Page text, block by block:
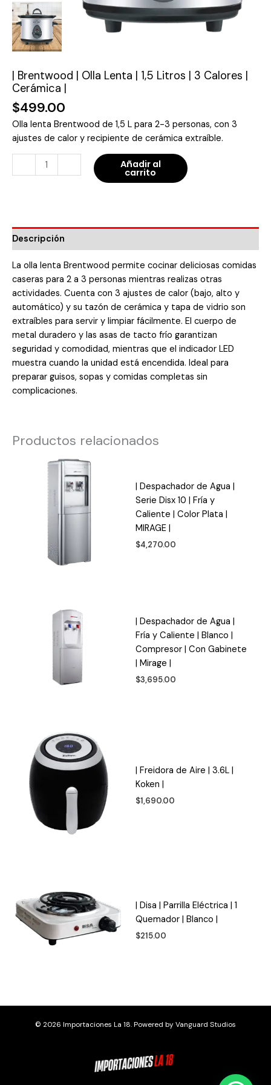
| Brentwood | Olla Lenta | 1,5 Litros | 3 Calores |
Cerámica |
$499.00
Olla lenta Brentwood de 1,5 L para 2-3 personas, con 3
ajustes de calor y recipiente de cerámica extraíble.
Cerámica
|
cantidad
Añadir al
carrito
Descripción
La olla lenta Brentwood permite cocinar deliciosas comidas
caseras para 2 a 3 personas mientras realizas otras
actividades. Cuenta con 3 ajustes de calor (bajo, alto y
automático) y su tazón de cerámica y tapa de vidrio son
extraíbles para servir y limpiar fácilmente. El cuerpo de
metal duradero y las asas de tacto frío garantizan
seguridad y comodidad, mientras que el indicador LED
muestra cuando la unidad está encendida. Ideal para
preparar guisos, sopas y comidas completas sin
complicaciones.
Productos relacionados
| Despachador de Agua |
Serie Disx 10 | Fría y
Caliente | Color Plata |
MIRAGE |
$4,270.00
| Despachador de Agua |
Fría y Caliente | Blanco |
Compresor | Con Gabinete
| Mirage |
$3,695.00
| Freidora de Aire | 3.6L |
Koken |
$1,690.00
| Disa | Parrilla Eléctrica | 1
Quemador | Blanco |
$215.00
© 2026 Importaciones La 18. Powered byVanguard Studios